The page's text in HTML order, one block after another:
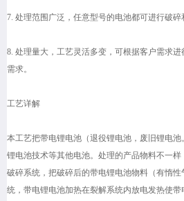
7. 处理范围广泛，任意型号的电池都可进行破碎
8. 处理量大，工艺灵活多变，可根据客户需求
需求。
工艺详解
本工艺把带电锂电池（退役锂电池，废旧锂电
锂电池技术等其他电池。处理的产品物料不一
破碎系统，把破碎后的带电锂电池物料（有惰
统，带电锂电池加热在裂解系统内放电发热使